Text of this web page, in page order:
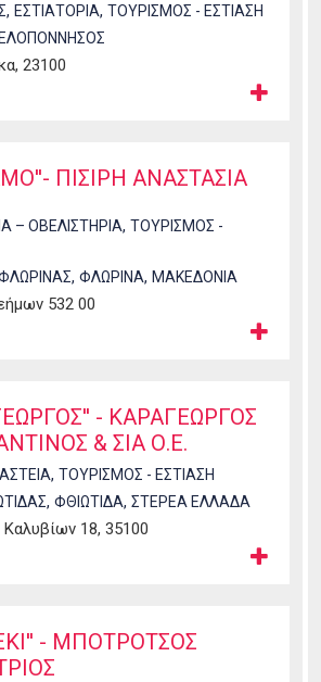
, ΕΣΤΙΑΤΟΡΙΑ, ΤΟΥΡΙΣΜΟΣ - ΕΣΤΙΑΣΗ
23100
ΠΙΣΙΡΗ ΑΝΑΣΤΑΣΙΑ
– ΟΒΕΛΙΣΤΗΡΙΑ, ΤΟΥΡΙΣΜΟΣ -
, ΦΛΩΡΙΝΑ, ΜΑΚΕΔΟΝΙΑ
532 00
- ΚΑΡΑΓΕΩΡΓΟΣ
& ΣΙΑ Ο.Ε.
, ΤΟΥΡΙΣΜΟΣ - ΕΣΤΙΑΣΗ
, ΦΘΙΩΤΙΔΑ, ΣΤΕΡΕΑ ΕΛΛΑΔΑ
18, 35100
- ΜΠΟΤΡΟΤΣΟΣ